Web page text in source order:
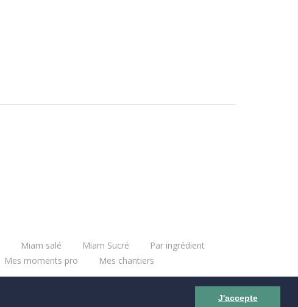
J'accepte
Miam salé Miam Sucré
Par ingrédient
Mes moments pro Mes chantiers